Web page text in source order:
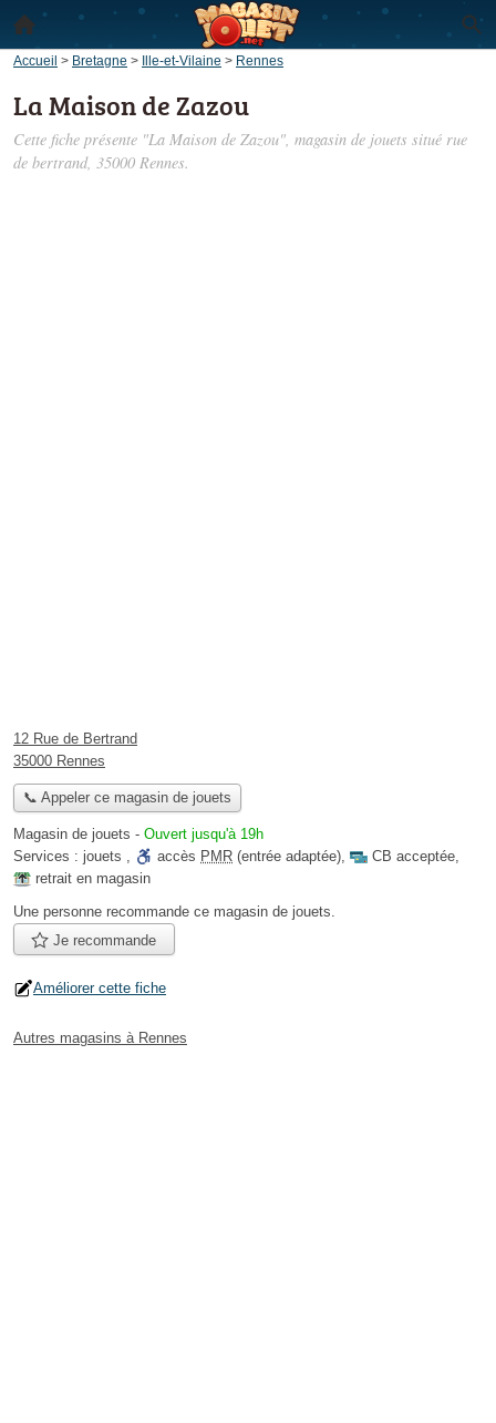
Accueil > Bretagne > Ille-et-Vilaine > Rennes
La Maison de Zazou
Cette fiche présente "La Maison de Zazou", magasin de jouets situé rue
de bertrand, 35000 Rennes.
12 Rue de Bertrand
35000 Rennes
📞 Appeler ce magasin de jouets
Magasin de jouets - Ouvert jusqu'à 19h
Services : jouets , accès PMR (entrée adaptée), CB acceptée,
retrait en magasin
Une personne recommande ce magasin de jouets.
Je recommande
Améliorer cette fiche
Autres magasins à Rennes